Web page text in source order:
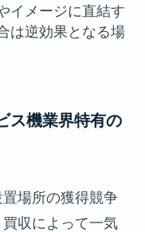
イメージに直結す
は逆効果となる場
ス機業界特有の
場所の獲得競争
収によって一気